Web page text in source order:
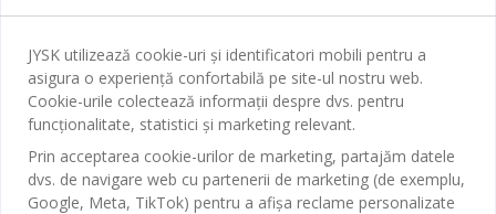
ODDER
DULAP ODDER 179X201 3
UȘI CU OGLINDĂ
8499MDL
LIMFJORDEN
DULAP LIMFJORDEN
120X200 STEJAR
6000MDL/ Buc
JYSK utilizează cookie-uri și identificatori mobili pentru a
asigura o experiență confortabilă pe site-ul nostru web.
Cookie-urile colectează informații despre dvs. pentru
funcționalitate, statistici și marketing relevant.
Prin acceptarea cookie-urilor de marketing, partajăm datele
dvs. de navigare web cu partenerii de marketing (de exemplu,
Google, Meta, TikTok) pentru a afișa reclame personalizate